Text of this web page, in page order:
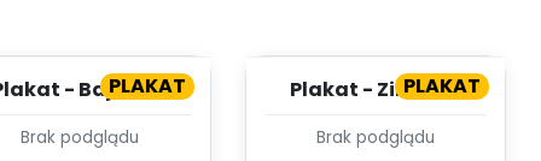
PLAKAT
- Bajkowa
Brak podglądu
PLAKAT
Plakat - Zimowa
Brak podglądu